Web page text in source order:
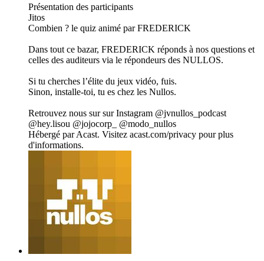
Présentation des participants
Jitos
Combien ? le quiz animé par FREDERICK
Dans tout ce bazar, FREDERICK réponds à nos questions et
celles des auditeurs via le répondeurs des NULLOS.
Si tu cherches l’élite du jeux vidéo, fuis.
Sinon, installe-toi, tu es chez les Nullos.
Retrouvez nous sur sur Instagram @jvnullos_podcast
@hey.lisou @jojocorp_ @modo_nullos
Hébergé par Acast. Visitez acast.com/privacy pour plus
d'informations.